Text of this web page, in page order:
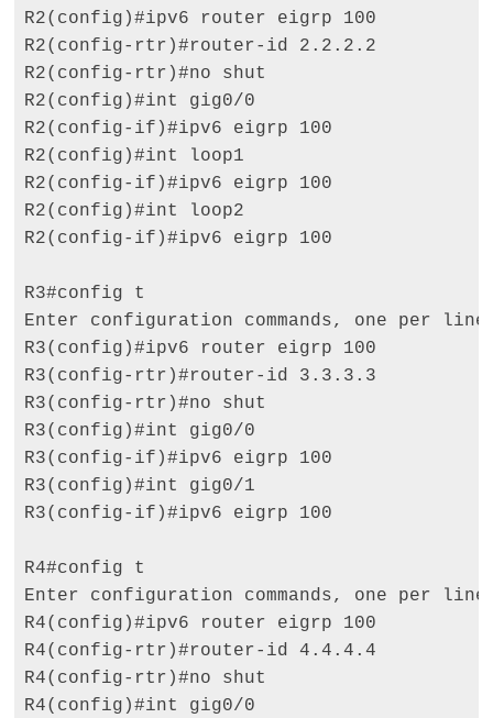
R2(config)#ipv6 router eigrp 100
R2(config-rtr)#router-id 2.2.2.2
R2(config-rtr)#no shut
R2(config)#int gig0/0
R2(config-if)#ipv6 eigrp 100
R2(config)#int loop1
R2(config-if)#ipv6 eigrp 100
R2(config)#int loop2
R2(config-if)#ipv6 eigrp 100
R3#config t
Enter configuration commands, one per
R3(config)#ipv6 router eigrp 100
R3(config-rtr)#router-id 3.3.3.3
R3(config-rtr)#no shut
R3(config)#int gig0/0
R3(config-if)#ipv6 eigrp 100
R3(config)#int gig0/1
R3(config-if)#ipv6 eigrp 100
R4#config t
Enter configuration commands, one per
R4(config)#ipv6 router eigrp 100
R4(config-rtr)#router-id 4.4.4.4
R4(config-rtr)#no shut
R4(config)#int gig0/0